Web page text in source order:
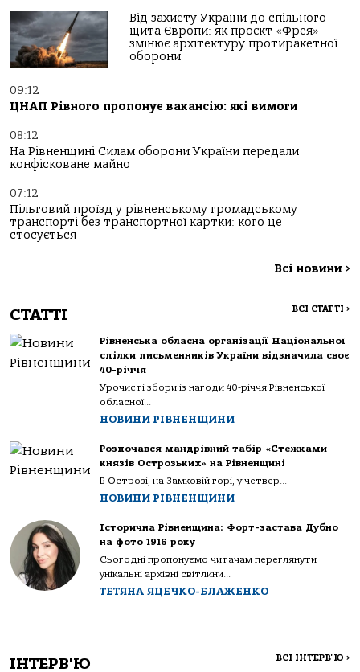
Від захисту України до спільного
щита Європи: як проєкт «Фрея»
змінює архітектуру протиракетної
оборони
09:12
ЦНАП Рівного пропонує вакансію: які вимоги
08:12
На Рівненщині Силам оборони України передали
конфісковане майно
07:12
Пільговий проїзд у рівненському громадському
транспорті без транспортної картки: кого це
стосується
Всі новини >
СТАТТІ ВСІ СТАТТІ >
Рівненська обласна організації Національної
спілки письменників України відзначила своє
40-річчя
Урочисті збори із нагоди 40-річчя Рівненської
обласної...
НОВИНИ РІВНЕНЩИНИ
Розпочався мандрівний табір «Стежками
князів Острозьких» на Рівненщині
В Острозі, на Замковій горі, у четвер...
НОВИНИ РІВНЕНЩИНИ
Історична Рівненщина: Форт-застава Дубно
на фото 1916 року
Сьогодні пропонуємо читачам переглянути
унікальні архівні світлини...
ТЕТЯНА ЯЦЕЧКО-БЛАЖЕНКО
ІНТЕРВ'Ю ВСІ ІНТЕРВ'Ю >